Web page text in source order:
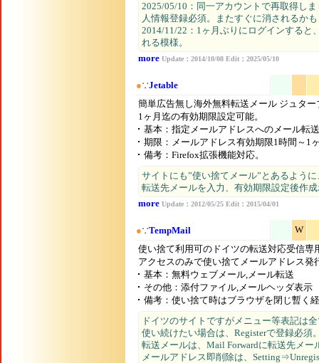
2025/05/10：同一アカウントで再取得し
人情報登録必須。またすぐに消されるか
2014/11/22：1ヶ月ぶりにログインすると
れる模様。
more Update：2014/10/08 Edit：2025/05/10
●∵Jetable
簡単広告無し海外無料転送メール ジュタ
1ヶ月迄の有効期限設定可能。
基本：指定メールアドレスへのメール転
期限：メールアドレス有効期限1時間～1
備考：Firefox拡張機能対応。
サイトにも”使い捨てメール”とあるよう
転送先メールを入力、有効期限設定後作
more Update：2012/05/25 Edit：2015/04/01
●∵TempMail
W
使い捨て利用可のドイツの転送対応受信専
アクセスのみで使い捨てメールアドレス
基本：無料ウェブメール,メール転送
その他：添付ファイル,メールヘッダ表示
備考：使い捨て時はブラウザを閉じ暫く
ドイツのサイトですがメニュー等表記は
使い続けたい場合は、Registerで登録必
転送メールは、Mail Forwardに転送先メー
メールアドレス即削除は、